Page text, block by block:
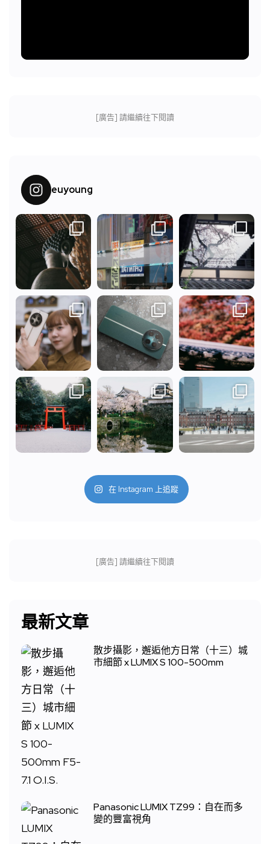
[廣告] 請繼續往下閱讀
euyoung
在 Instagram 上追蹤
[廣告] 請繼續往下閱讀
最新文章
散步攝影，邂逅他方日常（十三）城
市細節 x LUMIX S 100-500mm
Panasonic LUMIX TZ99：自在而多
變的豐富視角